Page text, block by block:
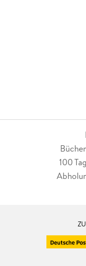
100